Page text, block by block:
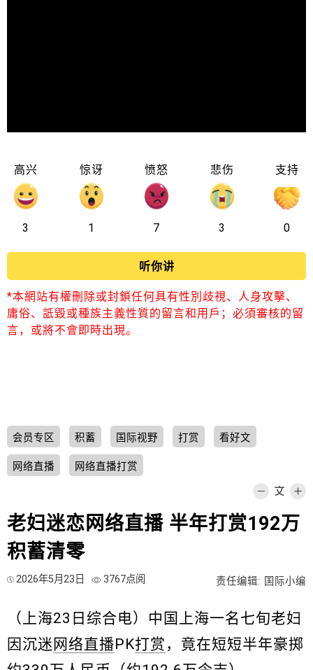
高兴
3
惊讶
1
愤怒
7
悲伤
3
支持
0
听你讲
*本網站有權刪除或封鎖任何具有性別歧視、人身攻擊、
庸俗、詆毀或種族主義性質的留言和用戶；必須審核的留
言，或將不會即時出現。
会员专区 积蓄 国际视野 打赏 看好文
网络直播 网络直播打赏
老妇迷恋网络直播 半年打赏192万
积蓄清零
2026年5月23日 3767点阅 责任编辑: 国际小编
（上海23日综合电）中国上海一名七旬老妇
因沉迷 网络直播PK打赏 ，竟在短短半年豪掷